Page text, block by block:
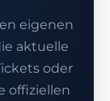
eigenen
aktuelle
oder
offiziellen